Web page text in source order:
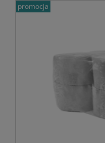
promocja